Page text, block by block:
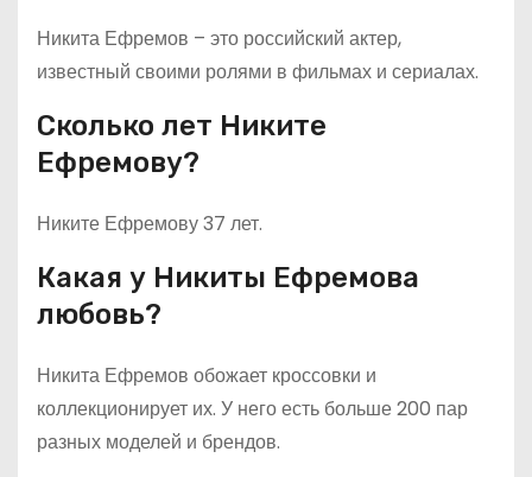
Никита Ефремов – это российский актер,
известный своими ролями в фильмах и сериалах.
Сколько лет Никите
Ефремову?
Никите Ефремову 37 лет.
Какая у Никиты Ефремова
любовь?
Никита Ефремов обожает кроссовки и
коллекционирует их. У него есть больше 200 пар
разных моделей и брендов.